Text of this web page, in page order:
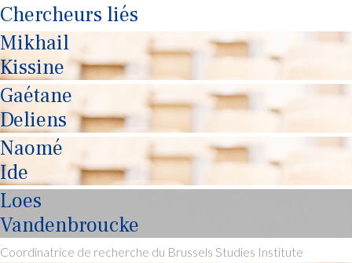
Chercheurs liés
Mikhail
Kissine
Gaétane
Deliens
Naomé
Ide
Loes
Vandenbroucke
Coordinatrice de recherche du Brussels Studies Institute